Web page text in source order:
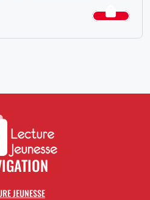
JEUNESSE